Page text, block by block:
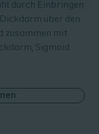
durch Einbringen
über den
zusammen mit
Sigmoid